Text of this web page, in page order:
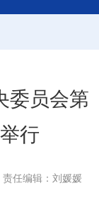
委员会第
行
责任编辑：刘媛媛